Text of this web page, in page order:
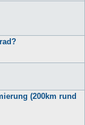
(200km rund